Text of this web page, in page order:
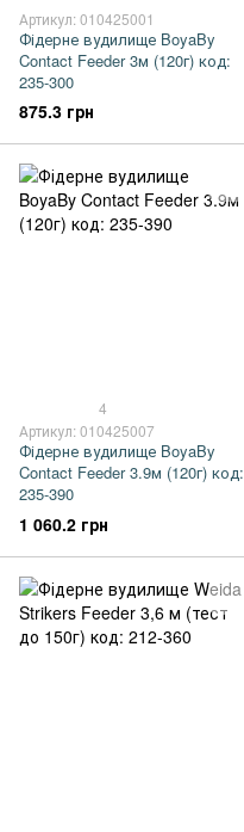
Артикул: 010425001
Фідерне вудилище BoyaBy
Contact Feeder 3м (120г) код:
235-300
875.3 грн
4
Артикул: 010425007
Фідерне вудилище BoyaBy
Contact Feeder 3.9м (120г) код:
235-390
1 060.2 грн